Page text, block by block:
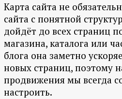
Карта сайта не
сайта с понятной
дойдёт до всех страниц
магазина, каталога или
блога она заметно
новых страниц, поэтому
продвижения мы всегда
настроить.